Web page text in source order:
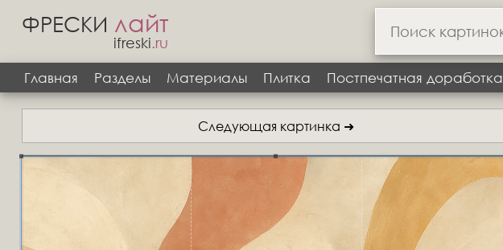
ФРЕСКИ лайт
ifreski.ru
Главная
Разделы Материалы Плитка Постпечатная доработка
Следующая картинка ➜